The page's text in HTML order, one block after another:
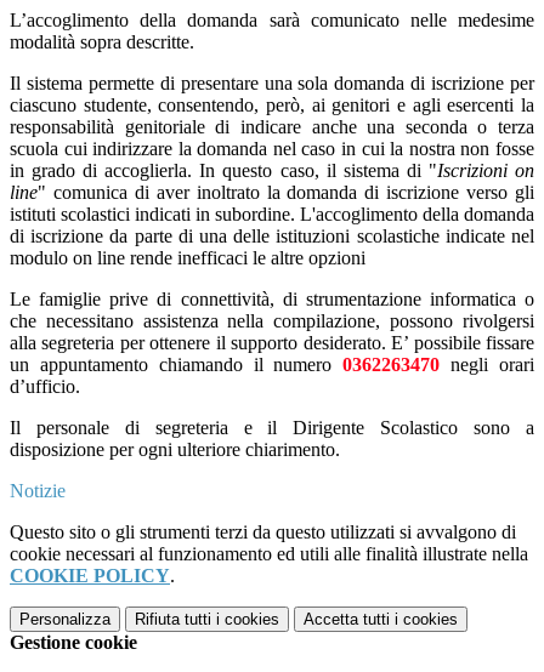
L’accoglimento della domanda sarà comunicato nelle medesime
modalità sopra descritte.
Il sistema permette di presentare una sola domanda di iscrizione per
ciascuno studente, consentendo, però, ai genitori e agli esercenti la
responsabilità genitoriale di indicare anche una seconda o terza
scuola cui indirizzare la domanda nel caso in cui la nostra non fosse
in grado di accoglierla. In questo caso, il sistema di "Iscrizioni on
line" comunica di aver inoltrato la domanda di iscrizione verso gli
istituti scolastici indicati in subordine. L'accoglimento della domanda
di iscrizione da parte di una delle istituzioni scolastiche indicate nel
modulo on line rende inefficaci le altre opzioni
Le famiglie prive di connettività, di strumentazione informatica o
che necessitano assistenza nella compilazione, possono rivolgersi
alla segreteria per ottenere il supporto desiderato. E’ possibile fissare
un appuntamento chiamando il numero0362263470 negli orari
d’ufficio.
Il personale di segreteria e il Dirigente Scolastico sono a
disposizione per ogni ulteriore chiarimento.
Notizie
Questo sito o gli strumenti terzi da questo utilizzati si avvalgono di
cookie necessari al funzionamento ed utili alle finalità illustrate nella
COOKIE POLICY.
Personalizza Rifiuta tutti i cookies Accetta tutti i cookies
Gestione cookie